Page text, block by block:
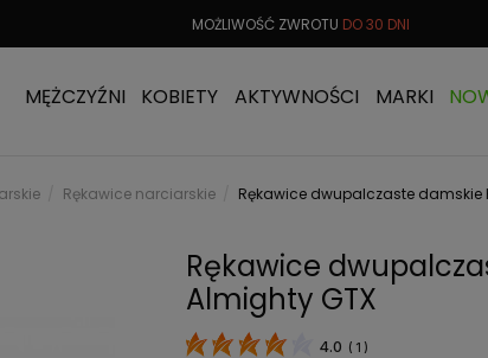
MOŻLIWOŚĆ ZWROTU DO 30 DNI
MĘŻCZYŹNI KOBIETY AKTYWNOŚCI MARKI
Rękawice narciarskie Rękawice dwupalczaste damskie
Rękawice
Almighty GTX
4.0 ( 1 )